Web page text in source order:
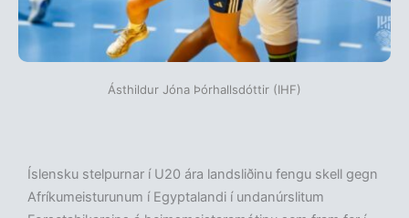
Ásthildur Jóna Þórhallsdóttir (IHF)
Íslensku stelpurnar í U20 ára landsliðinu fengu skell gegn
Afríkumeisturunum í Egyptalandi í undanúrslitum